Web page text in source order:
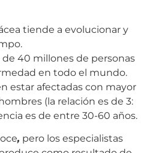
tiende a evolucionar y
40 millones de personas
en todo el mundo.
estar afectadas con mayor
(la relación es de 3:
es de entre 30-60 años.
, pero los especialistas